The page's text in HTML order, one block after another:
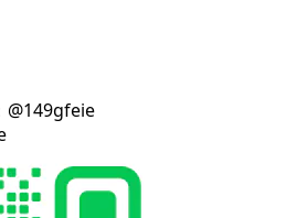
@149gfeie